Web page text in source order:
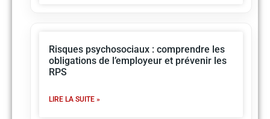
Risques psychosociaux : comprendre les
obligations de l’employeur et prévenir les
RPS
LIRE LA SUITE »